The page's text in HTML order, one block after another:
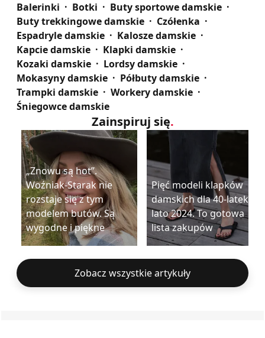
Balerinki Botki
Buty sportowe damskie
Buty trekkingowe damskie
Czółenka
Espadryle damskie
Kalosze damskie
Kapcie damskie
Klapki damskie
Kozaki damskie
Lordsy damskie
Mokasyny damskie
Półbuty damskie
Trampki damskie
Workery damskie
Śniegowce damskie
Zainspiruj się.
„Znowu są hot”.
Woźniak-Starak nie
rozstaje się z tym
modelem butów. Są
wygodne i piękne
Pięć modeli klapków
damskich dla 40-latek na
lato 2024. To gotowa
lista zakupów
Zobacz wszystkie artykuły